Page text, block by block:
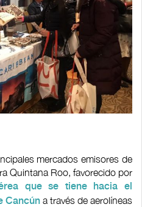
mercados emisores de
Quintana Roo, favorecido por
que se tiene hacia el
Cancún a través de aerolíneas